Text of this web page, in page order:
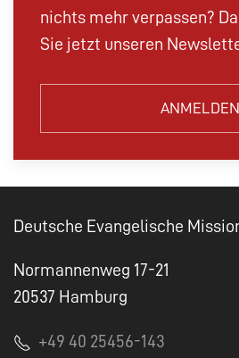
nichts mehr verpassen?
Sie jetzt unseren
ANMELDEN
Deutsche Evangelische
Normannenweg 17-21
20537 Hamburg
+49 40 25456-143